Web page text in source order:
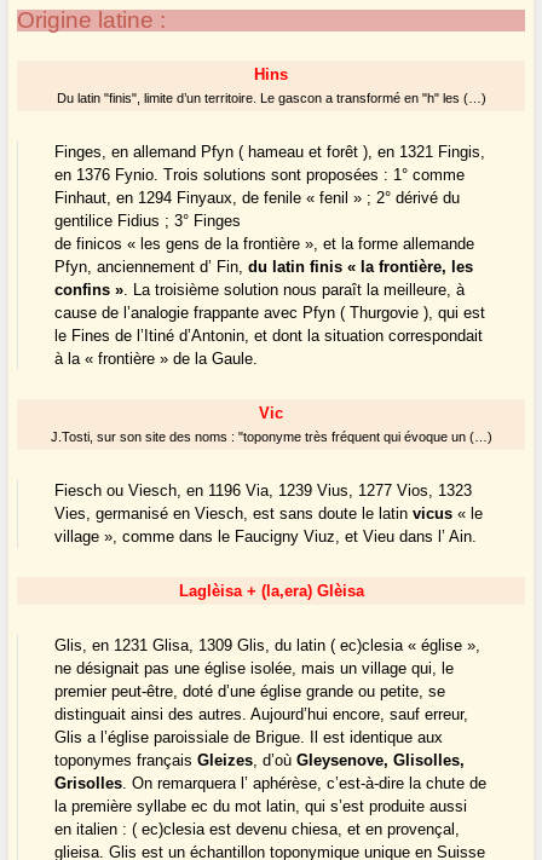
Origine latine :
Hins
Du latin "finis", limite d’un territoire. Le gascon a transformé en "h" les (…)
Finges, en allemand Pfyn ( hameau et forêt ), en 1321 Fingis,
en 1376 Fynio. Trois solutions sont proposées : 1° comme
Finhaut, en 1294 Finyaux, de fenile « fenil » ; 2° dérivé du
gentilice Fidius ; 3° Finges
de finicos « les gens de la frontière », et la forme allemande
Pfyn, anciennement d’ Fin,du latin finis « la frontière, les
confins » . La troisième solution nous paraît la meilleure, à
cause de l’analogie frappante avec Pfyn ( Thurgovie ), qui est
le Fines de l’Itiné d’Antonin, et dont la situation correspondait
à la « frontière » de la Gaule.
Vic
J.Tosti, sur son site des noms : "toponyme très fréquent qui évoque un (…)
Fiesch ou Viesch, en 1196 Via, 1239 Vius, 1277 Vios, 1323
Vies, germanisé en Viesch, est sans doute le latinvicus « le
village », comme dans le Faucigny Viuz, et Vieu dans l’ Ain.
Laglèisa + (la,era) Glèisa
Glis, en 1231 Glisa, 1309 Glis, du latin ( ec)clesia « église »,
ne désignait pas une église isolée, mais un village qui, le
premier peut-être, doté d’une église grande ou petite, se
distinguait ainsi des autres. Aujourd’hui encore, sauf erreur,
Glis a l’église paroissiale de Brigue. Il est identique aux
toponymes françaisGleizes , d’oùGleysenove, Glisolles,
Grisolles . On remarquera l’ aphérèse, c’est-à-dire la chute de
la première syllabe ec du mot latin, qui s’est produite aussi
en italien : ( ec)clesia est devenu chiesa, et en provençal,
glieisa. Glis est un échantillon toponymique unique en Suisse